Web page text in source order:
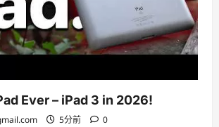
Ever – iPad 3 in 2026!
5分前 0